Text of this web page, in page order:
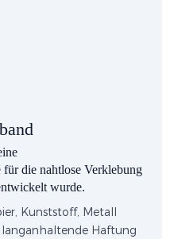
die nahtlose Verklebung
wurde.
Kunststoff, Metall
langanhaltende Haftung